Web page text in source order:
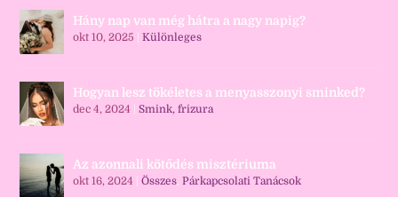
Hány nap van még hátra a nagy napig?
okt 10, 2025 |Különleges
Hogyan lesz tökéletes a menyasszonyi sminked?
dec 4, 2024 |Smink, frizura
Az azonnali kötődés misztériuma
okt 16, 2024 |Összes ,Párkapcsolati Tanácsok